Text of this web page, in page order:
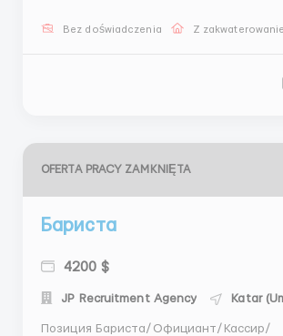
Agency Ltd: Company Number 12549618 Наши
Bez doświadczenia Z
OFERTA PRACY ZAMKNIĘTA
Бариста
4200 $
JP Recruitment Agency Katar
Позиция Бариста/Официант/Кассир/